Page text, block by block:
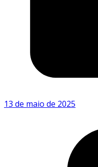
13 de maio de 2025